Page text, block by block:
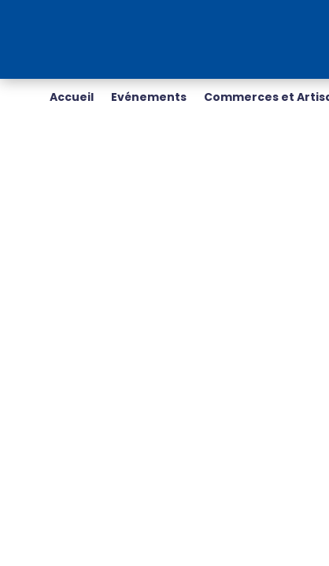
Accueil Evénements Commerces et